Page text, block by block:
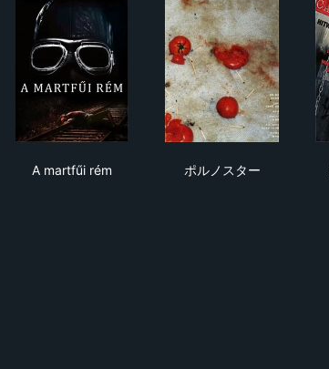
A martfűi rém
ポルノスター